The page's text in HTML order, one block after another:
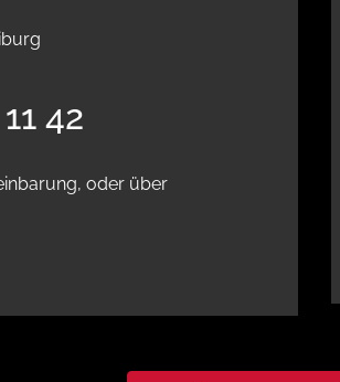
42
oder über